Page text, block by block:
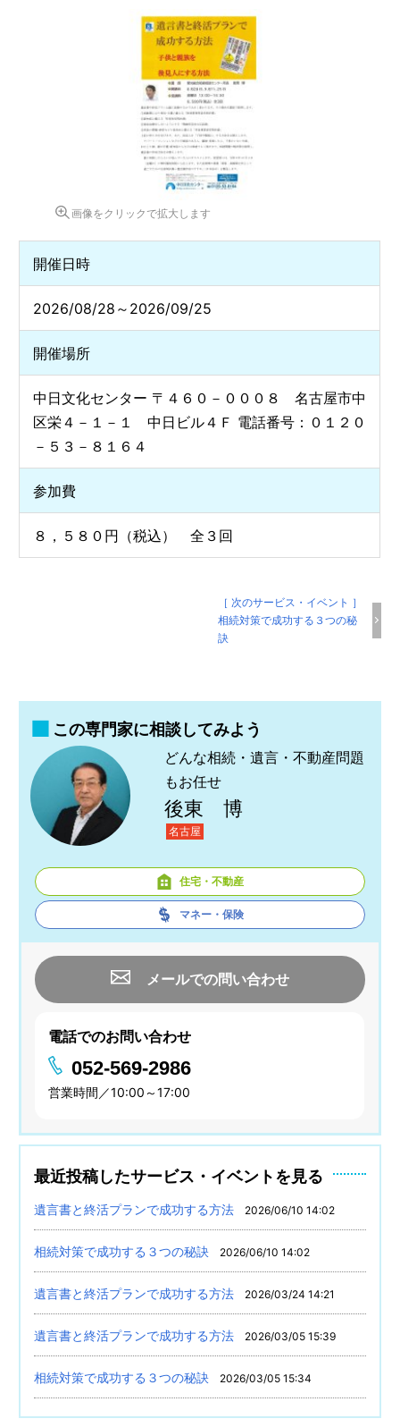
画像をクリックで拡大します
開催日時
2026/08/28～2026/09/25
開催場所
中日文化センター 〒４６０－０００８ 名古屋市中
区栄４－１－１ 中日ビル４Ｆ 電話番号：０１２０
－５３－８１６４
参加費
８，５８０円（税込） 全３回
［ 次のサービス・イベント ］
相続対策で成功する３つの秘
訣
この専門家に相談してみよう
どんな相続・遺言・不動産問題
もお任せ
後東 博
名古屋
住宅・不動産
マネー・保険
メールでの問い合わせ
電話でのお問い合わせ
052-569-2986
営業時間／10:00～17:00
最近投稿したサービス・イベントを見る
遺言書と終活プランで成功する方法 2026/06/10 14:02
相続対策で成功する３つの秘訣 2026/06/10 14:02
遺言書と終活プランで成功する方法 2026/03/24 14:21
遺言書と終活プランで成功する方法 2026/03/05 15:39
相続対策で成功する３つの秘訣 2026/03/05 15:34